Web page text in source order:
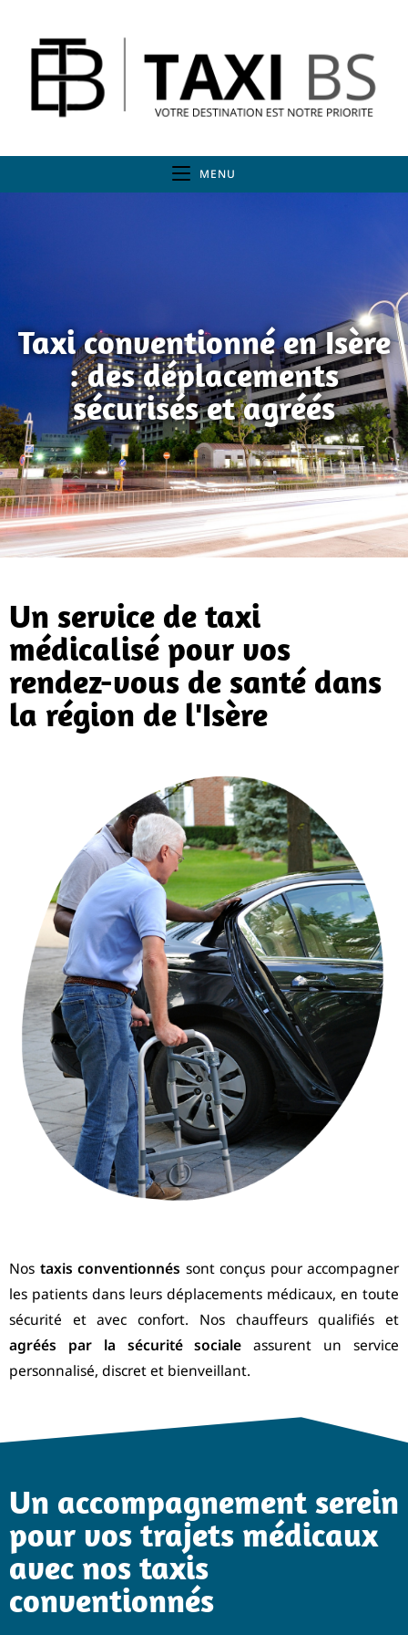
MENU
Taxi conventionné en Isère
: des déplacements
sécurisés et agréés
Un service de taxi
médicalisé pour vos
rendez-vous de santé dans
la région de l'Isère
Nos taxis conventionnés sont conçus pour accompagner
les patients dans leurs déplacements médicaux, en toute
sécurité et avec confort. Nos chauffeurs qualifiés et
agréés par la sécurité sociale assurent un service
personnalisé, discret et bienveillant.
Un accompagnement serein
pour vos trajets médicaux
avec nos taxis
conventionnés